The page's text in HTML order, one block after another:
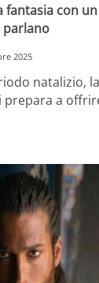
fantasia con
2025
natalizio,
prepara a